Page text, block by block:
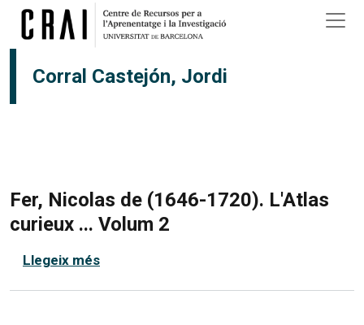
Vés al contingut
Corral Castejón, Jordi
Fer, Nicolas de (1646-1720). L'Atlas
curieux ... Volum 2
Llegeix méssobre Fer, Nicolas de (1646-1720).